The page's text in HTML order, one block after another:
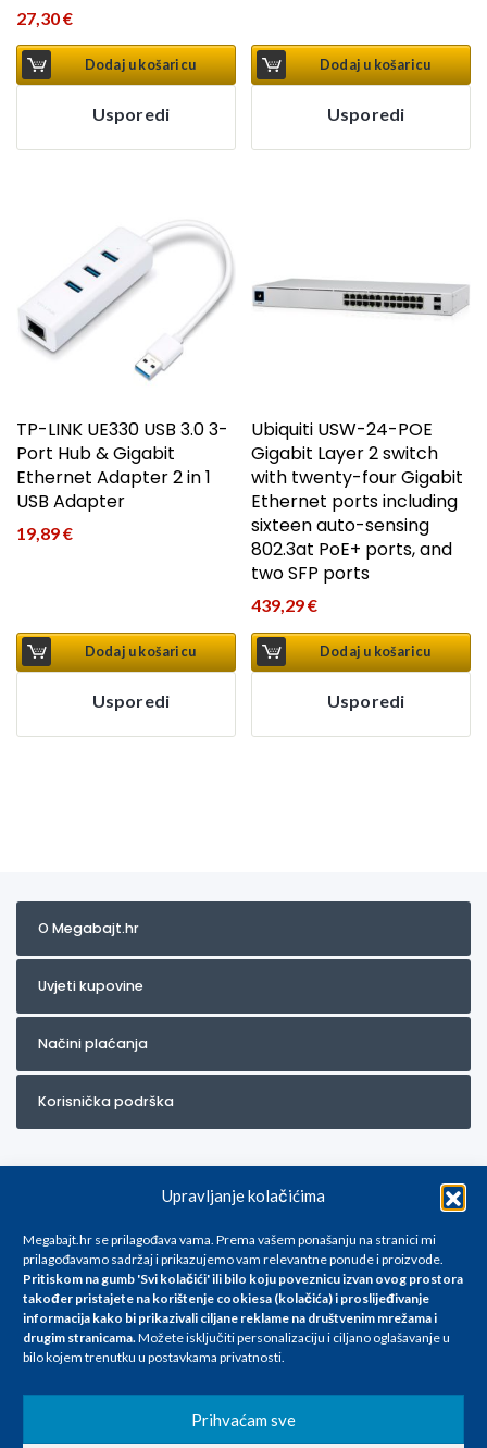
Upravljanje kolačićima
Megabajt.hr se prilagođava vama. Prema vašem ponašanju na stranici mi
prilagođavamo sadržaj i prikazujemo vam relevantne ponude i proizvode.
Pritiskom na gumb 'Svi kolačići' ili bilo koju poveznicu izvan ovog prostora
također pristajete na korištenje cookiesa (kolačića) i proslijeđivanje
informacija kako bi prikazivali ciljane reklame na društvenim mrežama i
drugim stranicama.Možete isključiti personalizaciju i ciljano oglašavanje u
bilo kojem trenutku u postavkama privatnosti.
Prihvaćam sve
27,30€
Dodaj u košaricu
Usporedi
Dodaj u košaricu
Usporedi
TP-LINK UE330 USB 3.0 3-
Port Hub & Gigabit
Ethernet Adapter 2 in 1
USB Adapter
19,89€
Dodaj u košaricu
Usporedi
Ubiquiti USW-24-POE
Gigabit Layer 2 switch
with twenty-four Gigabit
Ethernet ports including
sixteen auto-sensing
802.3at PoE+ ports, and
two SFP ports
439,29€
Dodaj u košaricu
Usporedi
O Megabajt.hr
Uvjeti kupovine
Načini plaćanja
Korisnička podrška
Za artikle kojih trenutno nema u ponudi obratite nam se na
info@megabajt.hr. Sve cijene su informativnog karaktera i podložne su
promjenama, a
iskazane su za avansno plaćanje(gotovina) u Eurima i uključuju PDV. Sve
se razlikovati od cijena u našim poslovnicama. Trudimo se dati što bolji
i točniji opis i sliku. Unatoč tome, ne možemo garantirati da su svi